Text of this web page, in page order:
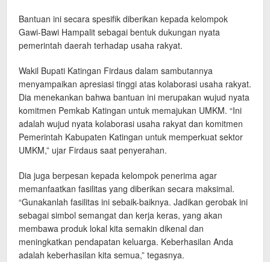
Bantuan ini secara spesifik diberikan kepada kelompok
Gawi-Bawi Hampalit sebagai bentuk dukungan nyata
pemerintah daerah terhadap usaha rakyat.
Wakil Bupati Katingan Firdaus dalam sambutannya
menyampaikan apresiasi tinggi atas kolaborasi usaha rakyat.
Dia menekankan bahwa bantuan ini merupakan wujud nyata
komitmen Pemkab Katingan untuk memajukan UMKM. “Ini
adalah wujud nyata kolaborasi usaha rakyat dan komitmen
Pemerintah Kabupaten Katingan untuk memperkuat sektor
UMKM,” ujar Firdaus saat penyerahan.
Dia juga berpesan kepada kelompok penerima agar
memanfaatkan fasilitas yang diberikan secara maksimal.
“Gunakanlah fasilitas ini sebaik-baiknya. Jadikan gerobak ini
sebagai simbol semangat dan kerja keras, yang akan
membawa produk lokal kita semakin dikenal dan
meningkatkan pendapatan keluarga. Keberhasilan Anda
adalah keberhasilan kita semua,” tegasnya.